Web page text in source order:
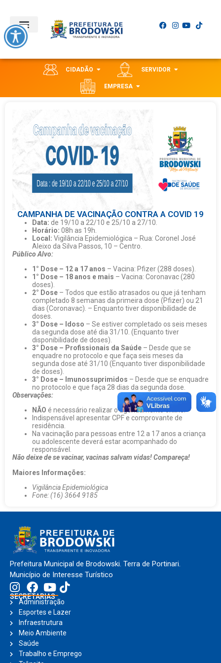
CIDADÃO SERVIDOR
EMPRESA
CAMPANHA DE VACINAÇÃO CONTRA A COVID 19
Data: de 19/10 a 22/10 e 25/10 a 27/10.
Horário: 08h as 19h.
Local: Vigilância Epidemiológica – Rua: Coronel José
Aleixo da Silva Passos, 10 – Centro.
Público Alvo:
1° Dose – 12 a 17 anos – Vacina: Pfizer (288 doses).
1° Dose – 18 anos e mais – Vacina: Coronavac (280
doses).
2° Dose – Todos que estão atrasados ou que já tenham
completado 8 semanas da primeira dose (Pfizer) ou 21
dias (Coronavac). – Enquanto tiver disponibilidade de
doses.
3° Dose – Idoso – Se estiver completado os seis meses
da segunda dose até dia 31/10. (Enquanto tiver
disponibilidade de doses).
3° Dose – Profissionais da Saúde – Desde que se
enquadre no protocolo e que faça seis meses da
segunda dose até 31/10 (Enquanto tiver disponibilidade
de doses).
3° Dose – Imunossuprimidos – Desde que se enquadre
no protocolo e que faça 28 dias da segunda dose.
Observações:
NÃO é necessário realizar o agendamento online.
Indispensável apresentar CPF e comprovante de
residência.
Na vacinação para pessoas entre 12 a 17 anos a criança
ou adolescente deverá estar acompanhado do
responsável.
Não deixe de se vacinar, vacinas salvam vidas! Compareça!
Maiores Informações:
Vigilância Epidemiológica
Fone: (16) 3664 9185
Prefeitura Municipal de Brodowski. Terra de Portinari.
Município de Interesse Turístico
SECRETARIAS
Administração
Esportes e Lazer
Infraestrutura
Meio Ambiente
Saúde
Trabalho e Emprego